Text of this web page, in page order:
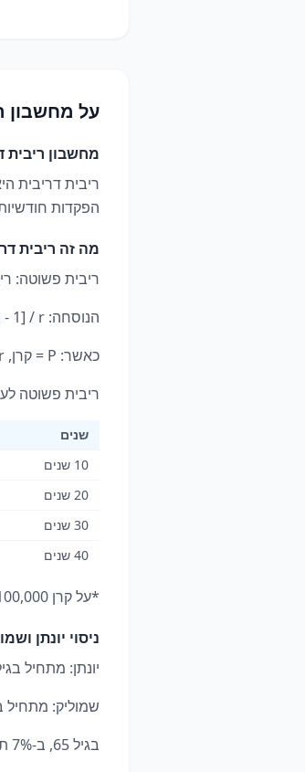
על מחשבון
מחשבון ריבית
ריבית דריבית
הפקדות
מה זה ריבית
ריבית פשוטה:
הנוסחה: FV = P × (1 + r)^n + PMT × [(1 + r)^n - 1] / r
כאשר: P = קרן, r = תשואה שנתית, n = שנים, PMT = הפקדה שנתית.
ריבית פשוטה
שנים
10 שנים
20 שנים
30 שנים
40 שנים
*על קרן 100,000 ₪ ב-7% ללא הפקדות נוספות*
ניסוי יונתן
יונתן: מתחיל בגיל 25, מפקיד 1,000 ₪/חודש עד גיל 35 (10 שנים בלבד). סה"כ הופקד: 120,000 ₪. לאחר מכן –
שמוליק: מתחיל בגיל 35, מפקיד 1,000 ₪/חודש עד גיל 65 (30 שנה).
בגיל 65, ב-7% תשואה: - יונתן: 1,444,000 ₪ - שמוליק: 1,227,000 ₪